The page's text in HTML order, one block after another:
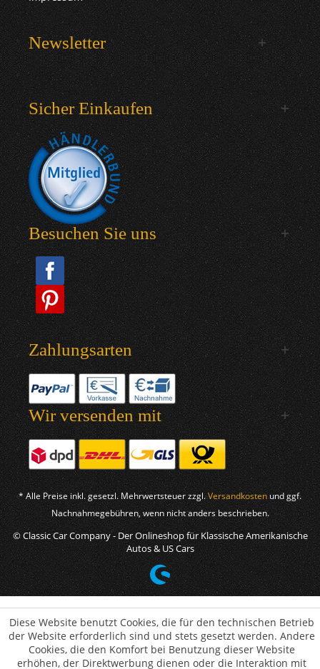
Newsletter
Sicher Einkaufen
Besuchen Sie uns
Zahlungsarten
Wir versenden mit
* Alle Preise inkl. gesetzl. Mehrwertsteuer zzgl.Versandkosten und ggf.
Nachnahmegebühren, wenn nicht anders beschrieben.
© Classic Car Company - Der Onlineshop für Klassische Amerikanische
Autos & US Cars
Diese Website benutzt Cookies, die für den technischen Betrieb
der Website erforderlich sind und stets gesetzt werden. Andere
Cookies, die den Komfort bei Benutzung dieser Website
erhöhen, der Direktwerbung dienen oder die Interaktion mit